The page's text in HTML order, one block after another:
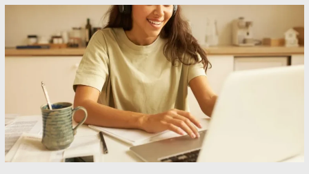
dicembre,
Festa
dell’Immacolata
Concezione:
cosa
come
si
festeggia